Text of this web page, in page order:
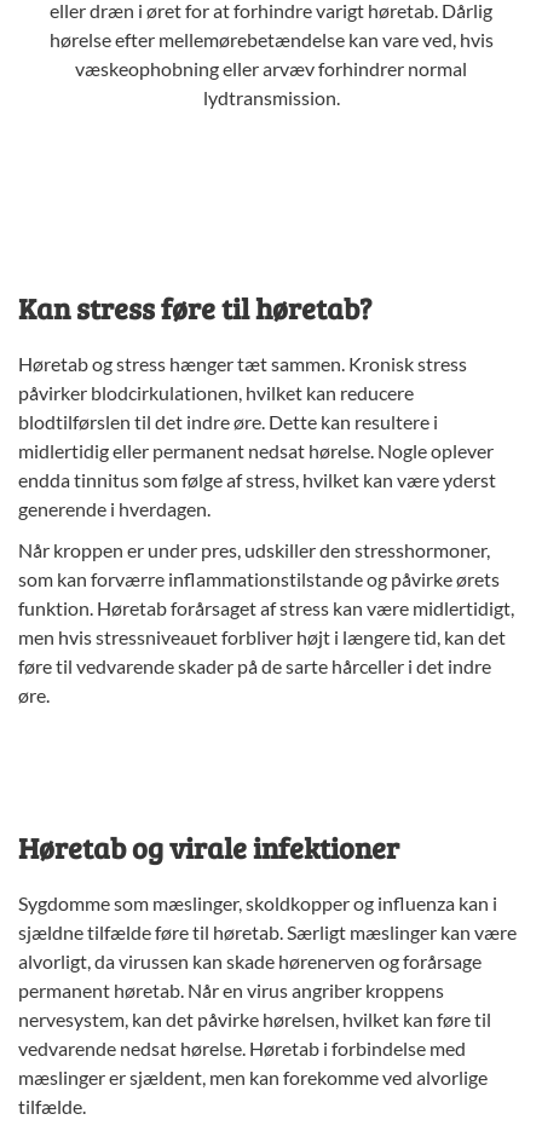
eller dræn i øret for at forhindre varigt høretab. Dårlig
hørelse efter mellemørebetændelse kan vare ved, hvis
væskeophobning eller arvæv forhindrer normal
lydtransmission.
Kan stress føre til høretab?
Høretab og stress hænger tæt sammen. Kronisk stress
påvirker blodcirkulationen, hvilket kan reducere
blodtilførslen til det indre øre. Dette kan resultere i
midlertidig eller permanent nedsat hørelse. Nogle oplever
endda tinnitus som følge af stress, hvilket kan være yderst
generende i hverdagen.
Når kroppen er under pres, udskiller den stresshormoner,
som kan forværre inflammationstilstande og påvirke ørets
funktion. Høretab forårsaget af stress kan være midlertidigt,
men hvis stressniveauet forbliver højt i længere tid, kan det
føre til vedvarende skader på de sarte hårceller i det indre
øre.
Høretab og virale infektioner
Sygdomme som mæslinger, skoldkopper og influenza kan i
sjældne tilfælde føre til høretab. Særligt mæslinger kan være
alvorligt, da virussen kan skade hørenerven og forårsage
permanent høretab. Når en virus angriber kroppens
nervesystem, kan det påvirke hørelsen, hvilket kan føre til
vedvarende nedsat hørelse. Høretab i forbindelse med
mæslinger er sjældent, men kan forekomme ved alvorlige
tilfælde.